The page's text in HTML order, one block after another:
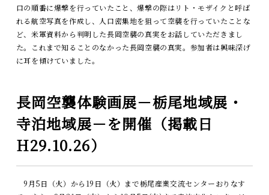
口の順番に爆撃を行っていたこと、爆撃の際はリト・モザイクと呼ば
れる航空写真を作成し、人口密集地を狙って空襲を行っていたことな
ど、米軍資料から判明した長岡空襲の真実をお話していただきまし
た。これまで知ることのなかった長岡空襲の真実。参加者は興味深げ
に耳を傾けていました。
長岡空襲体験画展－栃尾地域展・
寺泊地域展－を開催（掲載日
H29.10.26）
9月5日（火）から19日（火）まで栃尾産業交流センターおりなす